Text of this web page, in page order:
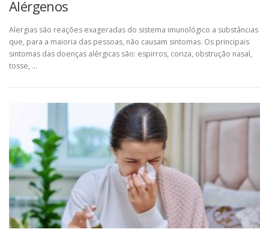
Alérgenos
Alergias são reações exageradas do sistema imunológico a substâncias
que, para a maioria das pessoas, não causam sintomas. Os principais
sintomas das doenças alérgicas são: espirros, coriza, obstrução nasal,
tosse, …